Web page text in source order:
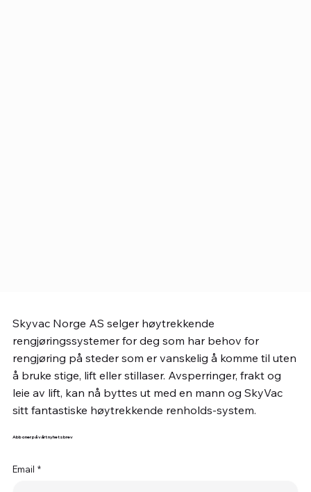
Skyvac Norge AS selger høytrekkende
rengjøringssystemer for deg som har behov for
rengjøring på steder som er vanskelig å komme til uten
å bruke stige, lift eller stillaser. Avsperringer, frakt og
leie av lift, kan nå byttes ut med en mann og SkyVac
sitt fantastiske høytrekkende renholds-system.
Abboner på vårt nyhetsbrev
Email *